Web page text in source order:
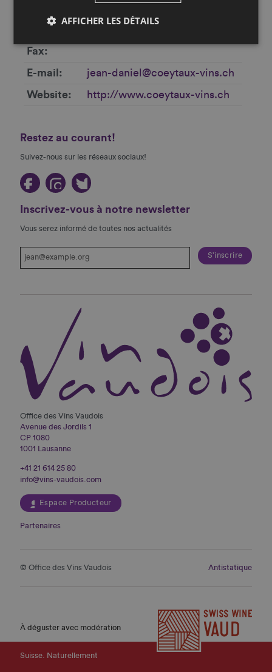
Fax
E-mail jean-daniel@coeytaux-vins.ch
Website http://www.coeytaux-vins.ch
Restez au courant!
Suivez-nous sur les réseaux sociaux!
Inscrivez-vous à notre newsletter
Vous serez informé de toutes nos actualités
Office des Vins Vaudois
Avenue des Jordils 1
CP 1080
1001 Lausanne
+41 21 614 25 80
info@vins-vaudois.com
Espace Producteur
Partenaires
© Office des Vins Vaudois Antistatique
À déguster avec modération
Suisse. Naturellement
AFFICHER LES DÉTAILS